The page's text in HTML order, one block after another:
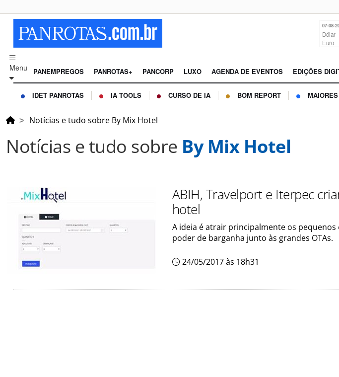
07-08-
Dólar
Euro
Menu PANEMPREGOS PANROTAS+ PANCORP LUXO AGENDA DE EVENTOS EDIÇÕES
IDET PANROTAS IA TOOLS CURSO DE IA BOM REPORT
Notícias e tudo sobre By Mix Hotel
Notícias e tudo sobre By Mix Hotel
ABIH, Travelport e Iterpec
hotel
A ideia é atrair principalmente os
poder de barganha junto às grandes OTAs.
24/05/2017 às 18h31